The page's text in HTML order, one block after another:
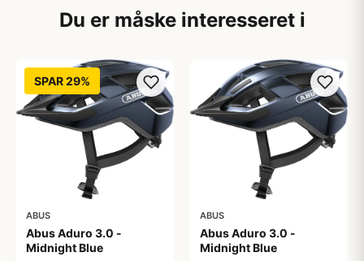
Du er måske interesseret i
SPAR 29%
ABUS
Abus Aduro 3.0 -
Midnight Blue
ABUS
Abus Aduro 3.0 -
Midnight Blue